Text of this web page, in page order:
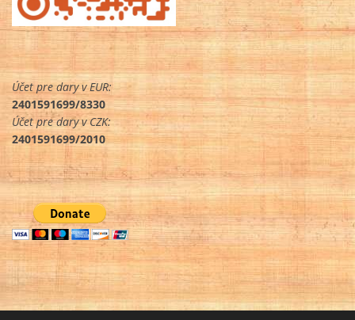
Účet pre dary v EUR:
2401591699/8330
Účet pre dary v CZK:
2401591699/2010